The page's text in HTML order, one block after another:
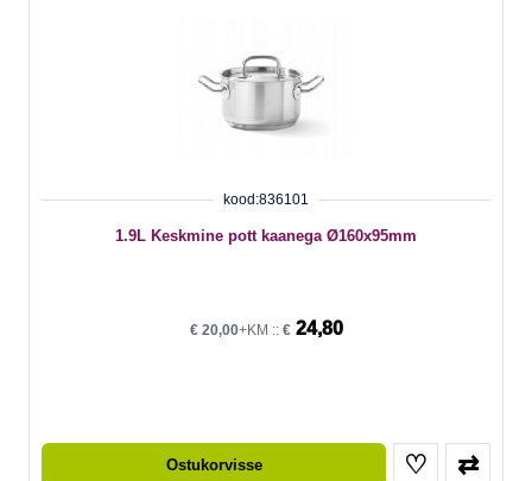
kood:836101
1.9L Keskmine pott kaanega Ø160x95mm
€20,00+KM :: €24,80
Ostukorvisse ♡ ⇄